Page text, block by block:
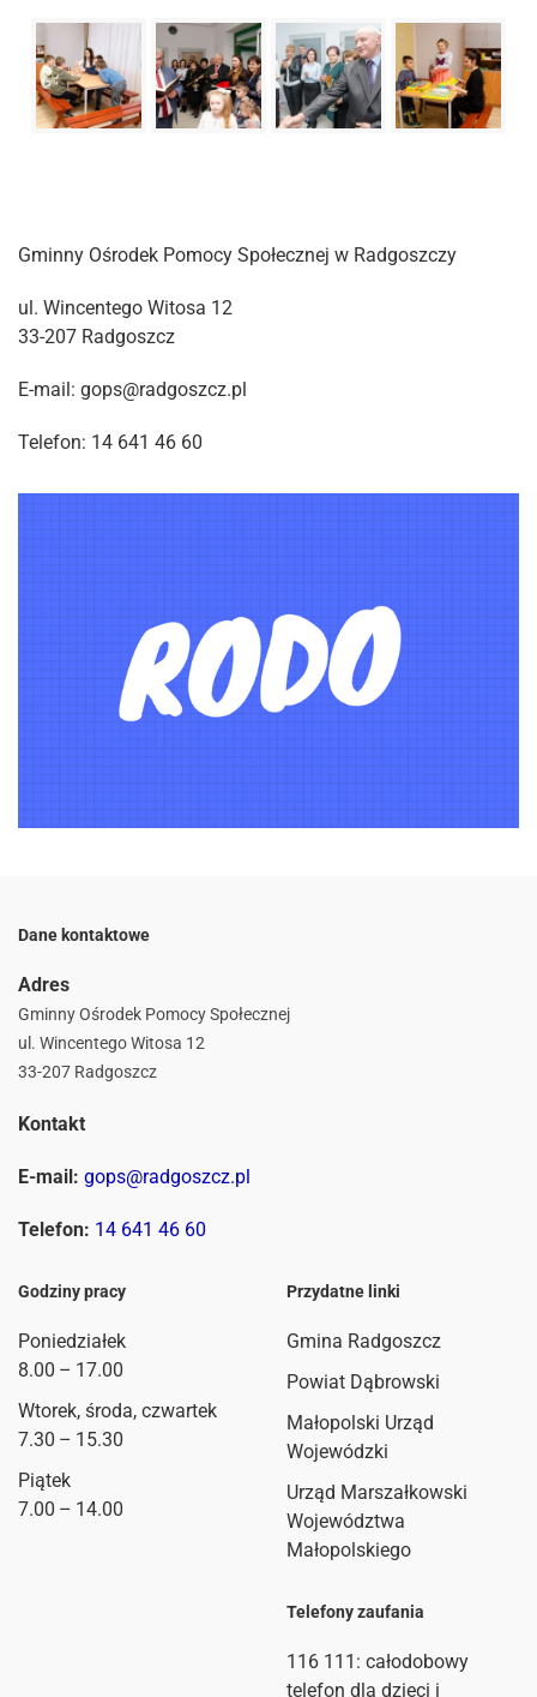
Gminny Ośrodek Pomocy Społecznej w Radgoszczy
ul. Wincentego Witosa 12
33-207 Radgoszcz
E-mail: gops@radgoszcz.pl
Telefon: 14 641 46 60
Dane kontaktowe
Adres
Gminny Ośrodek Pomocy Społecznej
ul. Wincentego Witosa 12
33-207 Radgoszcz
Kontakt
E-mail: gops@radgoszcz.pl
Telefon: 14 641 46 60
Godziny pracy
Poniedziałek
8.00 – 17.00
Wtorek, środa, czwartek
7.30 – 15.30
Piątek
7.00 – 14.00
Przydatne linki
Gmina Radgoszcz
Powiat Dąbrowski
Małopolski Urząd
Wojewódzki
Urząd Marszałkowski
Województwa
Małopolskiego
Telefony zaufania
116 111 : całodobowy
telefon dla dzieci i